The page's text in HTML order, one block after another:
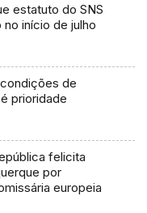
estatuto do SNS
início de julho
de
prioridade
felicita
por
europeia